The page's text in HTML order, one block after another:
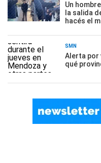
Un
la salida
hacés el
SMN
Alerta por
qué